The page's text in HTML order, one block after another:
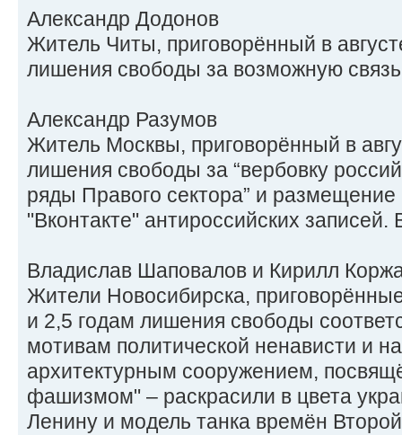
Александр Додонов
Житель Читы, приговорённый в
лишения свободы за возможную
Александр Разумов
Житель Москвы, приговорённый в
лишения свободы за “вербовку
ряды Правого сектора” и размещение
"Вконтакте" антироссийских записей.
Владислав Шаповалов и Кирилл
Жители Новосибирска,
и 2,5 годам лишения свободы
мотивам политической ненависти и
архитектурным сооружением,
фашизмом" – раскрасили в цвета
Ленину и модель танка времён